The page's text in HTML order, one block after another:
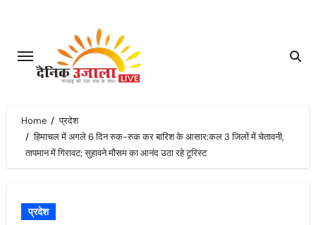
content
Home
प्रदेश
हिमाचल में अगले 6 दिन रुक-रुक कर बारिश के आसार:कल 3 जिलों में चेतावनी,
तापमान में गिरावट; सुहावने मौसम का आनंद उठा रहे टूरिस्ट
प्रदेश